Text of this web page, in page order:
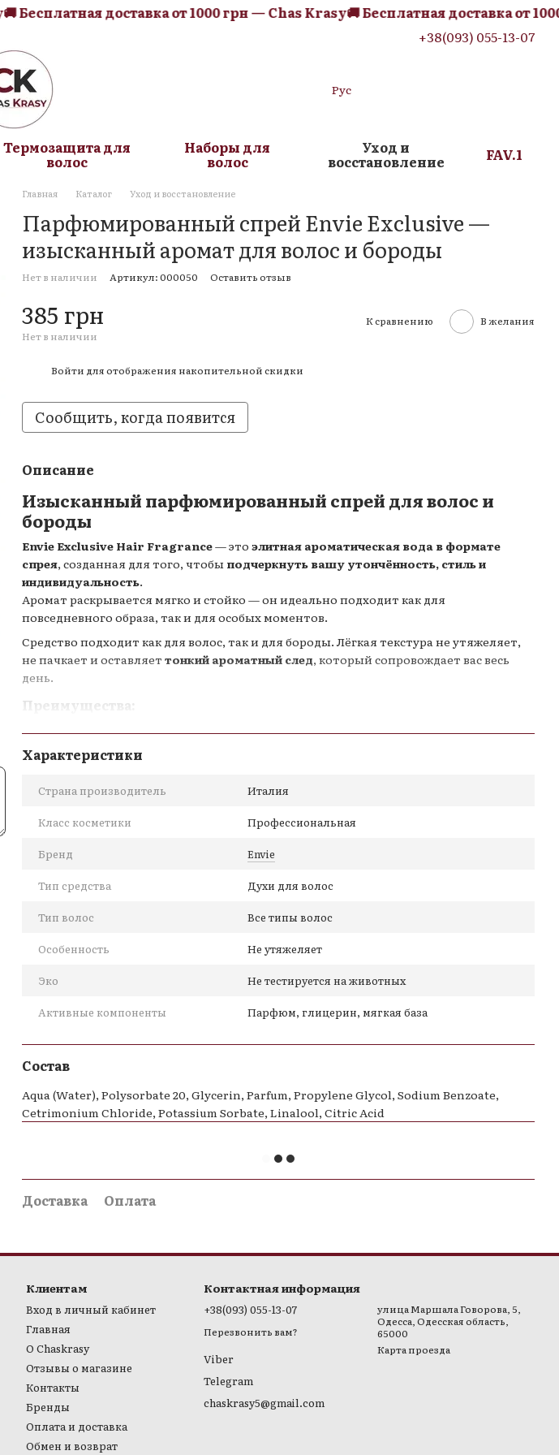
доставка от 1000 грн — Chas Krasy🚚 Бесплатная доставка от 1000
+38(093) 055-13-07
Рус
Термозащита для
волос
Наборы для
волос
Уход и
восстановление FAV.1
Главная Каталог Уход и восстановление
Парфюмированный спрей Envie Exclusive —
изысканный аромат для волос и бороды
Нет в наличии Артикул: 000050 Оставить отзыв
385 грн
Нет в наличии
К сравнению В желания
Войти для отображения накопительной скидки
Сообщить, когда появится
Описание
Изысканный парфюмированный спрей для волос и
бороды
Envie Exclusive Hair Fragrance— это элитная ароматическая вода в формате
спрея, созданная для того, чтобы подчеркнуть вашу утончённость, стиль и
индивидуальность.
Аромат раскрывается мягко и стойко — он идеально подходит как для
повседневного образа, так и для особых моментов.
Средство подходит как для волос, так и для бороды. Лёгкая текстура не утяжеляет,
не пачкает и оставляет тонкий ароматный след, который сопровождает вас весь
день.
Преимущества:
Стойкий изысканный аромат
Подходит для волос, бороды и деликатного применения
Эффект ухода + аромата
Удобный объём для сумки и путешествий
Способ применения:
расстояния 15–20 см. Избегайте попадания в глаза. Можно использовать несколько
Характеристики
Страна производитель Италия
Класс косметики Профессиональная
Бренд Envie
Тип средства Духи для волос
Тип волос Все типы волос
Особенность Не утяжеляет
Эко Не тестируется на животных
Активные компоненты Парфюм, глицерин, мягкая база
Состав
Aqua (Water), Polysorbate 20, Glycerin, Parfum, Propylene Glycol, Sodium Benzoate,
Cetrimonium Chloride, Potassium Sorbate, Linalool, Citric Acid
Доставка Оплата
Клиентам
Вход в личный кабинет
Главная
О Chaskrasy
Отзывы о магазине
Контакты
Бренды
Оплата и доставка
Обмен и возврат
Контактная информация
+38(093) 055-13-07
Перезвонить вам?
Viber
Telegram
chaskrasy5@gmail.com
улица Маршала Говорова, 5,
Одесса, Одесская область,
65000
Карта проезда